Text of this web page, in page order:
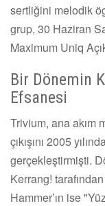
sertliğini melodik
grup, 30 Haziran
Maximum Uniq
Bir Dönemin
Efsanesi
Trivium, ana akım
çıkışını 2005
gerçekleştirmişti.
Kerrang!
Hammer’ın ise